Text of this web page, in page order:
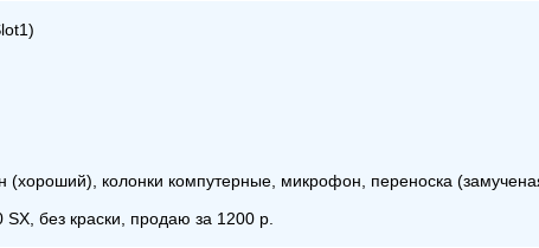
колонки компутерные, микрофон, переноска
без краски, продаю за 1200 р.